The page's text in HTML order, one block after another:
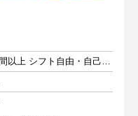
週2日以上 1日5.5時間以上 シフト自由・自己申告